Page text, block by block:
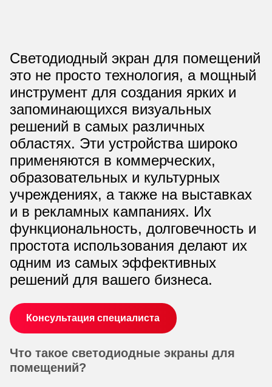
Светодиодный экран для помещений
это не просто технология, а мощный
инструмент для создания ярких и
запоминающихся визуальных
решений в самых различных
областях. Эти устройства широко
применяются в коммерческих,
образовательных и культурных
учреждениях, а также на выставках
и в рекламных кампаниях. Их
функциональность, долговечность и
простота использования делают их
одним из самых эффективных
решений для вашего бизнеса.
Консультация специалиста
Что такое светодиодные экраны для
помещений?